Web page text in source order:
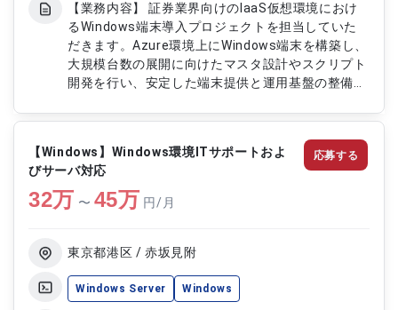
【業務内容】 証券業界向けのIaaS仮想環境におけ
るWindows端末導入プロジェクトを担当していた
だきます。Azure環境上にWindows端末を構築し、
大規模台数の展開に向けたマスタ設計やスクリプト
開発を行い、安定した端末提供と運用基盤の整備に
およびマスタ構築設計 ・Windows端末環境の設計
および構築 ・デプロイスクリプトの開発および実
装 ・評価環境での検証およびテスト実施 ・大量端
末展開に向けた構成準備 ・関連チームとのADおよ
びOUGPO連携調整
【Windows】Windows環境ITサポートおよ
びサーバ対応
32万 〜 45万 円/月
東京都港区 / 赤坂見附
Windows Server Windows
応募する